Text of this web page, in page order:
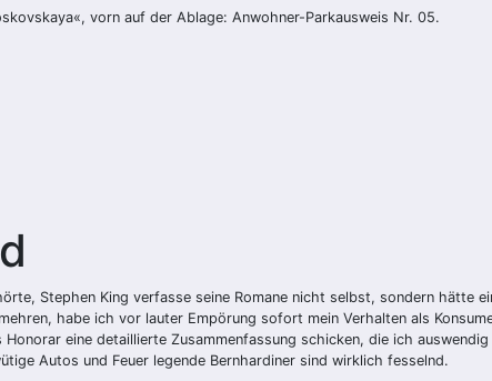
vorn auf der Ablage: Anwohner-Parkausweis Nr. 05.
Stephen King verfasse seine Romane nicht selbst, sondern hätte
habe ich vor lauter Empörung sofort mein Verhalten als
eine detaillierte Zusammenfassung schicken, die ich
Autos und Feuer legende Bernhardiner sind wirklich fesselnd.